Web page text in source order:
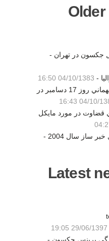
جکسون در تهران -
-
04/10/1383 16:50
صحبتهاي كارن در مورد مهماني روز 17 دسامبر در
04/10/1383
قضاوت در مورد مايكل
ساز سال 2004 -
Latest
29/06/1397 19:05